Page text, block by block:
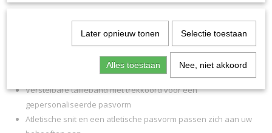
Sportieve opstaande kraag met ¼ rits
Verlengde manchetten zorgen voor de perfecte pasvorm
Dynamisch grafisch ontwerp op schouders en armen
Hoogwaardig jacquardinzetstuk in schouder- en armgebied
Verstelbare tailleband met trekkoord voor een
gepersonaliseerde pasvorm
Atletische snit en een atletische pasvorm passen zich aan uw
Later opnieuw tonen Selectie toestaan
Alles toestaan Nee, niet akkoord